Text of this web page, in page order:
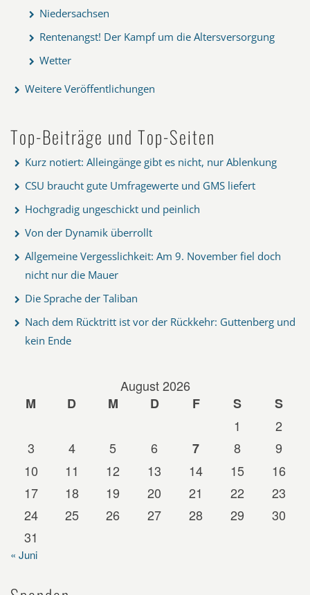
Niedersachsen
Rentenangst! Der Kampf um die Altersversorgung
Wetter
Weitere Veröffentlichungen
Top-Beiträge und Top-Seiten
Kurz notiert: Alleingänge gibt es nicht, nur Ablenkung
CSU braucht gute Umfragewerte und GMS liefert
Hochgradig ungeschickt und peinlich
Von der Dynamik überrollt
Allgemeine Vergesslichkeit: Am 9. November fiel doch
nicht nur die Mauer
Die Sprache der Taliban
Nach dem Rücktritt ist vor der Rückkehr: Guttenberg und
kein Ende
August 2026
M
D M D F S
S
1
2
3
4 5 6 7 8
9
10
11 12 13 14 15
16
17
18 19 20 21 22
23
24
25 26 27 28 29
30
31
« Juni